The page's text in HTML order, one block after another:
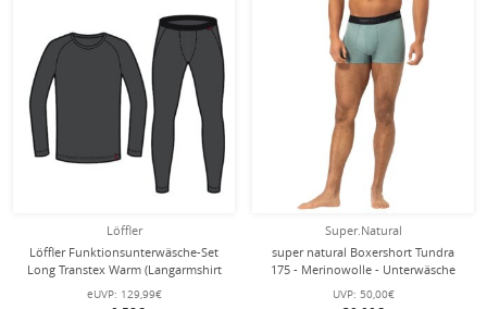
Löffler
Löffler Funktionsunterwäsche-Set
Long Transtex Warm (Langarmshirt
und lange Hose) dunkelgrau Herren
eUVP: 129,99€
Super.Natural
super natural Boxershort Tundra
175 - Merinowolle - Unterwäsche
Chinois grün Herren - 1 Stück
UVP: 50,00€